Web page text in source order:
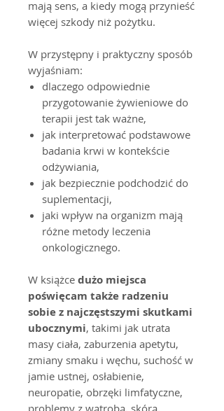
mają sens, a kiedy mogą przynieść
więcej szkody niż pożytku.
W przystępny i praktyczny sposób
wyjaśniam:
dlaczego odpowiednie
przygotowanie żywieniowe do
terapii jest tak ważne,
jak interpretować podstawowe
badania krwi w kontekście
odżywiania,
jak bezpiecznie podchodzić do
suplementacji,
jaki wpływ na organizm mają
różne metody leczenia
onkologicznego.
W książce dużo miejsca
poświęcam także radzeniu
sobie z najczęstszymi skutkami
ubocznymi, takimi jak utrata
masy ciała, zaburzenia apetytu,
zmiany smaku i węchu, suchość w
jamie ustnej, osłabienie,
neuropatie, obrzęki limfatyczne,
problemy z wątrobą, skórą,